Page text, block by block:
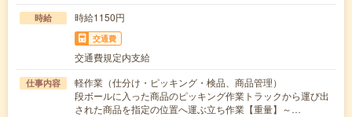
時給 時給1150円
交通費
交通費規定内支給
仕事内容
軽作業（仕分け・ピッキング・検品、商品管理）
段ボールに入った商品のピッキング作業トラックから運び出
された商品を指定の位置へ運ぶ立ち作業【重量】～…